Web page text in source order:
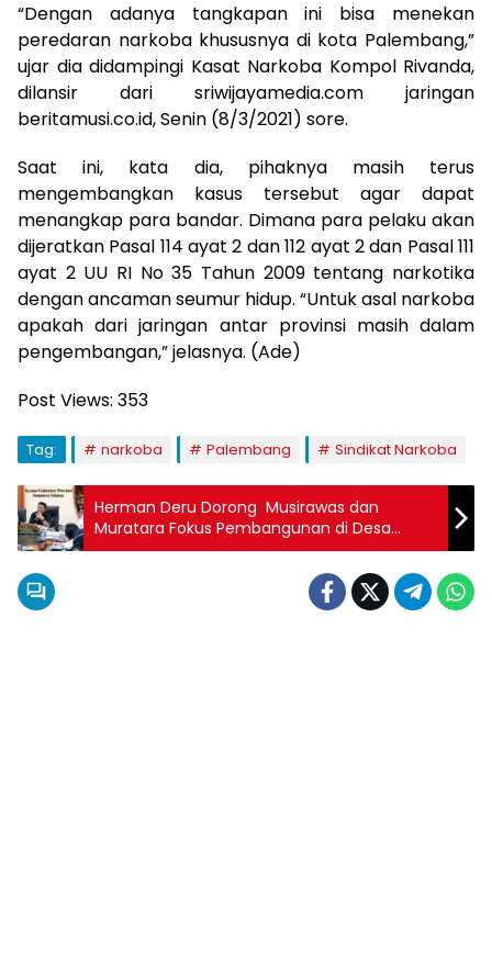
“Dengan adanya tangkapan ini bisa menekan
peredaran narkoba khususnya di kota Palembang,”
ujar dia didampingi Kasat Narkoba Kompol Rivanda,
dilansir dari sriwijayamedia.com jaringan
beritamusi.co.id, Senin (8/3/2021) sore.
Saat ini, kata dia, pihaknya masih terus
mengembangkan kasus tersebut agar dapat
menangkap para bandar. Dimana para pelaku akan
dijeratkan Pasal 114 ayat 2 dan 112 ayat 2 dan Pasal 111
ayat 2 UU RI No 35 Tahun 2009 tentang narkotika
dengan ancaman seumur hidup. “Untuk asal narkoba
apakah dari jaringan antar provinsi masih dalam
pengembangan,” jelasnya. (Ade)
Post Views: 353
Tag: narkoba Palembang Sindikat Narkoba
Herman Deru Dorong Musirawas dan
Muratara Fokus Pembangunan di Desa
Teringgal